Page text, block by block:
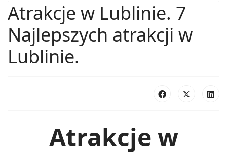
Atrakcje w Lublinie. 7
Najlepszych atrakcji w
Lublinie.
Atrakcje w